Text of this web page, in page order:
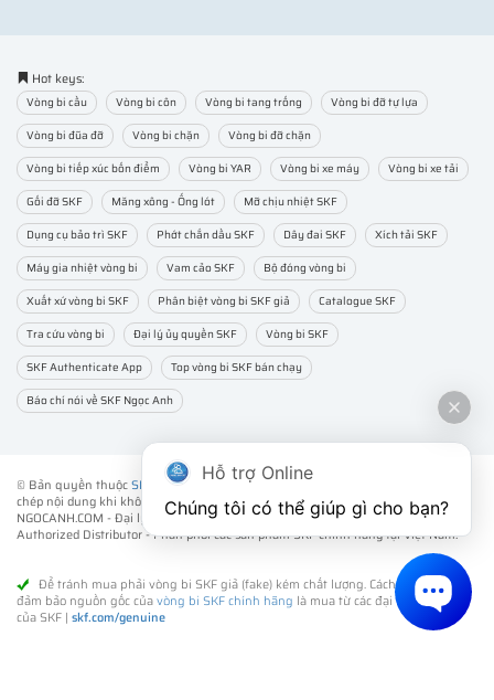
Hot keys:
Vòng bi cầu Vòng bi côn Vòng bi tang trống
Vòng bi đỡ tự lựa
Vòng bi đũa đỡ
Vòng bi chặn
Vòng bi đỡ chặn
Vòng bi tiếp xúc bốn điểm
Vòng bi YAR Vòng bi xe máy
Vòng bi xe tải
Gối đỡ SKF
Măng xông - Ống lót
Mỡ chịu nhiệt SKF
Dụng cụ bảo trì SKF
Phớt chắn dầu SKF Dây đai SKF
Xích tải SKF
Máy gia nhiệt vòng bi
Vam cảo SKF
Bộ đóng vòng bi
Xuất xứ vòng bi SKF
Phân biệt vòng bi SKF giả
Catalogue SKF
Tra cứu vòng bi
Đại lý ủy quyền SKF
Vòng bi SKF
SKF Authenticate App
Top vòng bi SKF bán chạy
Báo chí nói về SKF Ngọc Anh
© Bản quyền thuộcSKF NGỌC ANH. ® All rights reserved - Vui lòng không sao
chép nội dung khi không được sự đồng ý của chúng tôi.
NGOCANH.COM - Đại lý ủy quyền vòng bi bạc đạn SKF chính hãng -SKF
Authorized Distributor- Phân phối các sản phẩm SKF chính hãng tại Việt Nam.
Để tránh mua phải vòng bi SKF giả (fake) kém chất lượng. Cách tốt nhất để
đảm bảo nguồn gốc củavòng bi SKF chính hãng là mua từ các đại lý ủy quyền
của SKF | skf.com/genuine
Hỗ trợ Online
Chúng tôi có thể giúp gì cho bạn?